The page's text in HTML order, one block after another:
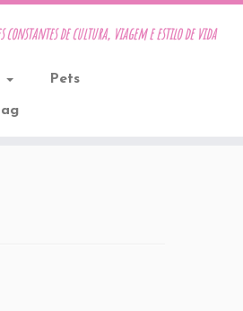
constantes de cultura, viagem e estilo de vida
Pets